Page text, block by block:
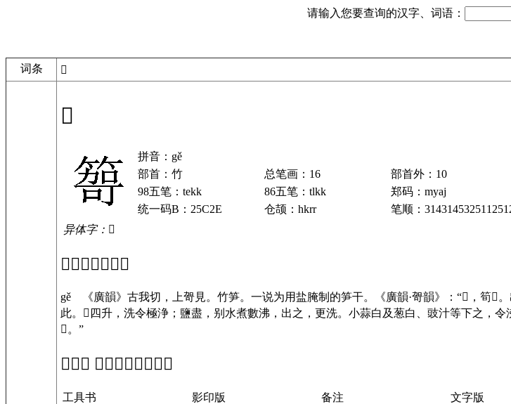
请输入您要查询的汉字、词语：
词条 𥰮
𥰮
拼音：gě
部首：竹
总笔画：16
部首外：10
98五笔：tekk
86五笔：tlkk
郑码：myaj
统一码B：25C2E
仓颉：hkrr
笔顺：
异体字：𥰯
「𥰮」基本解释
gě 《廣韻》古我切，上哿見。竹笋。一说为用盐腌制的笋干。《廣韻·哿韻》：“𥰮，筍𥰮。
此。𥰮四升，洗令極浄；鹽盡，别水煮數沸，出之，更洗。小蒜白及葱白、豉汁等下之，令
𥰮。”
「𥰮」 在工具书中的解释
工具书 影印版 备注
文字版